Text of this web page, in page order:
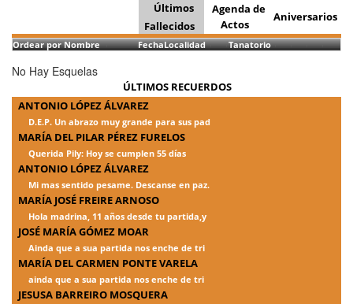
Últimos
Fallecidos
Agenda de
Actos
Aniversarios
Ordear por Nombre FechaLocalidad Tanatorio
No Hay Esquelas
ÚLTIMOS RECUERDOS
ANTONIO LÓPEZ ÁLVAREZ
D.E.P. Un abrazo muy grande para sus pad
MARÍA DEL PILAR PÉREZ FURELOS
Querida Pily: Hoy se cumplen 55 días
ANTONIO LÓPEZ ÁLVAREZ
Mi mas sentido pesame. Descanse en paz.
MARÍA JOSÉ FREIRE ARNOSO
Hola madrina, 11 años desde tu partida,y
JOSÉ MARÍA GÓMEZ MOAR
Ainda que a sua partida nos enche de tri
MARÍA DEL CARMEN PONTE VARELA
ainda que a sua partida nos enche de tri
JESUSA BARREIRO MOSQUERA